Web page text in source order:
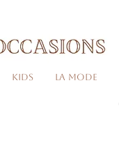
Kids La Mode